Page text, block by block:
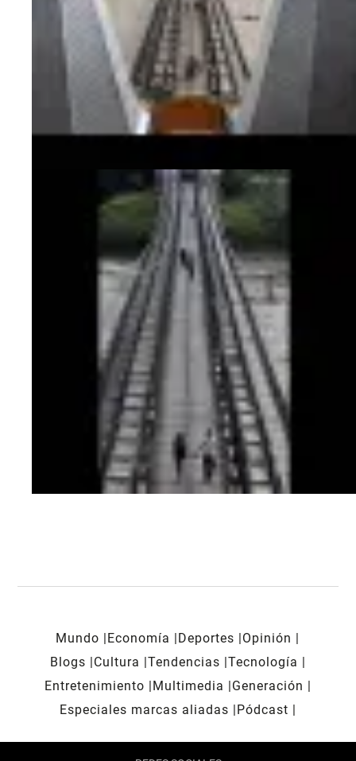
Mundo Economía Deportes
Opinión
Blogs
Cultura Tendencias Tecnología
Entretenimiento
Multimedia
Generación
Especiales marcas aliadas
Pódcast